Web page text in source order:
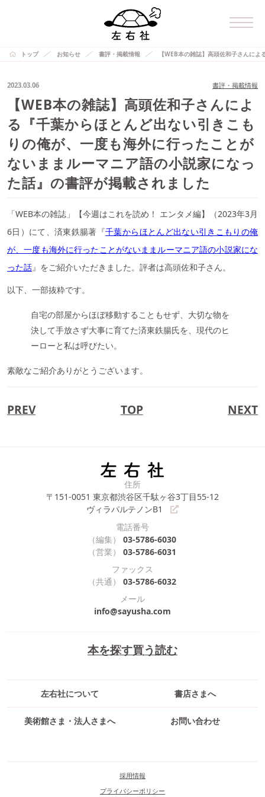
トップ お知らせ 書評・掲載情報 【WEB本の雑誌】高頭佐和子さんに
2023.03.06 書評・掲載情報
【WEB本の雑誌】高頭佐和子さんによ
る『千葉からほとんど出ない引きこも
りの俺が、一度も海外に行ったことが
ないままルーマニア語の小説家になっ
た話』の書評が掲載されました
「WEB本の雑誌」【今週はこれを読め！ エンタメ編】（2023年3月
6日）にて、済東鉄腸著『千葉からほとんど出ない引きこもりの俺
が、一度も海外に行ったことがないままルーマニア語の小説家にな
った話』をご紹介いただきました。評者は高頭佐和子さん。
以下、一部抜粋です。
自宅の部屋からほぼ移動することもせず、大切な物を
決して手放さず大事に育てた済東鉄腸氏を、現代のヒ
ーローと私は呼びたい。
素敵なご紹介ありがとうございます。
PREV TOP NEXT
本を探す買う読む
左右社について 書店さまへ
美術館さま・法人さまへ お問い合わせ
採用情報
プライバシーポリシー
住所
〒151-0051 東京都渋谷区千駄ヶ谷3丁目55-12
ヴィラパルテノンB1
電話番号
（編集）
03-5786-6030
（営業）
03-5786-6031
ファックス
（共通）
03-5786-6032
メール
info@sayusha.com